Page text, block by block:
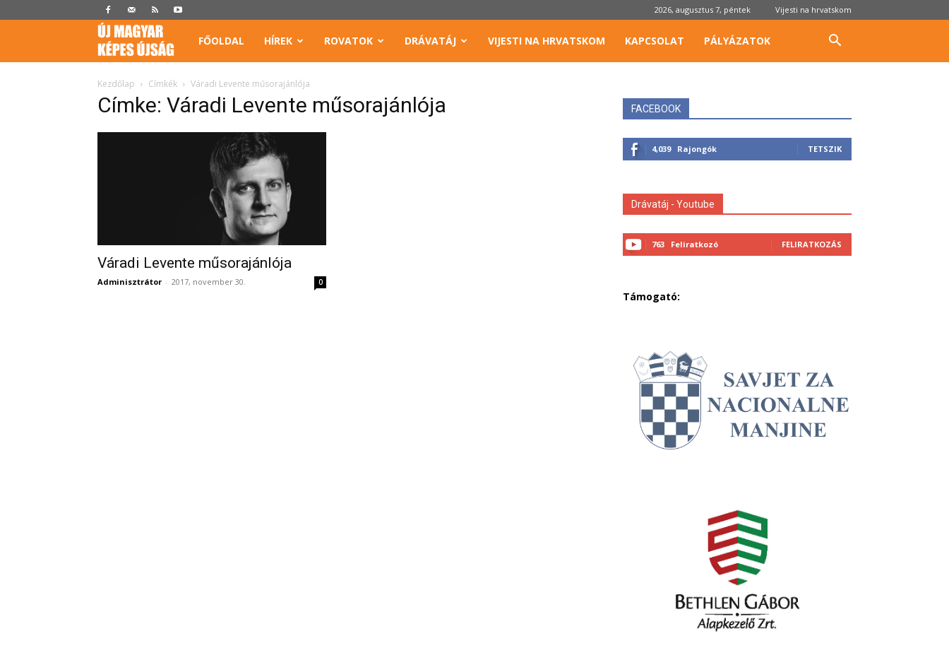
2026, augusztus 7, péntek Vijesti na hrvatskom
Képes
Újság
FŐOLDAL HÍREK ROVATOK DRÁVATÁJ VIJESTI NA HRVATSKOM KAPCSOLAT PÁLYÁZATOK
Kezdőlap Címkék Váradi Levente műsorajánlója
Címke: Váradi Levente műsorajánlója
Váradi Levente műsorajánlója
Adminisztrátor - 2017, november 30. 0
FACEBOOK
4,039 Rajongók TETSZIK
Drávatáj - Youtube
763 Feliratkozó FELIRATKOZÁS
Támogató: